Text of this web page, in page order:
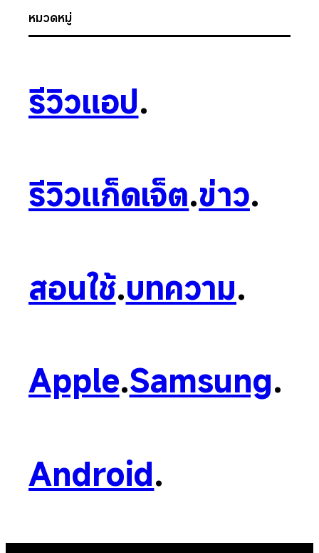
หมวดหมู่
รีวิวแอป.
รีวิวแก็ดเจ็ต.ข่าว.
สอนใช้.บทความ.
Apple.Samsung.
Android.